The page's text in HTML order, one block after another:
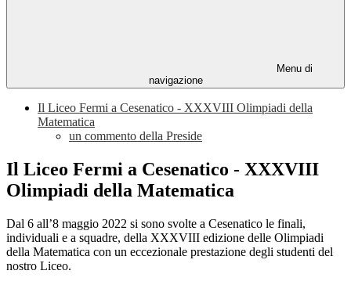
Menu di
navigazione
Il Liceo Fermi a Cesenatico - XXXVIII Olimpiadi della
Matematica
un commento della Preside
Il Liceo Fermi a Cesenatico - XXXVIII
Olimpiadi della Matematica
Dal 6 all’8 maggio 2022 si sono svolte a Cesenatico le finali,
individuali e a squadre, della XXXVIII edizione delle Olimpiadi
della Matematica con un eccezionale prestazione degli studenti del
nostro Liceo.